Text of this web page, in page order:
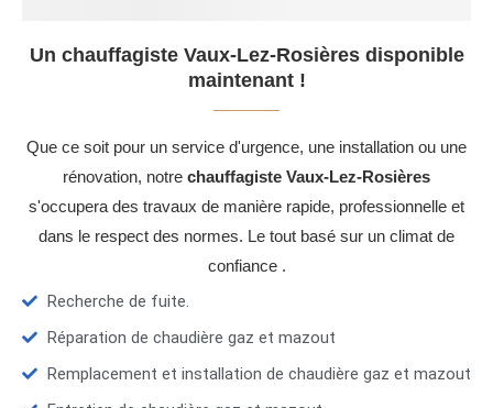
Un chauffagiste Vaux-Lez-Rosières disponible
maintenant !
Que ce soit pour un service d'urgence, une installation ou une
rénovation, notre chauffagiste Vaux-Lez-Rosières
s'occupera des travaux de manière rapide, professionnelle et
dans le respect des normes. Le tout basé sur un climat de
confiance .
Recherche de fuite.
Réparation de chaudière gaz et mazout
Remplacement et installation de chaudière gaz et mazout